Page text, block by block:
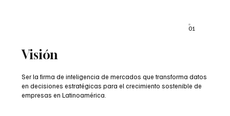
01
Visión
Ser la firma de inteligencia de mercados que transforma datos
en decisiones estratégicas para el crecimiento sostenible de
empresas en Latinoamérica.